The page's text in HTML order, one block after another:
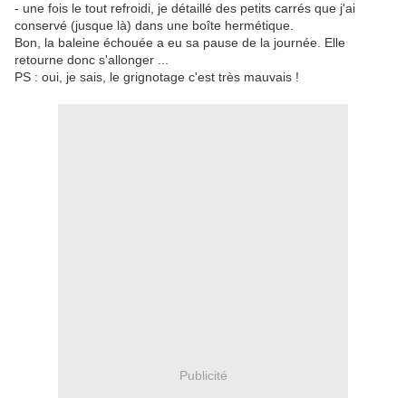
- une fois le tout refroidi, je détaillé des petits carrés que j'ai
conservé (jusque là) dans une boîte hermétique.
Bon, la baleine échouée a eu sa pause de la journée. Elle
retourne donc s'allonger ...
PS : oui, je sais, le grignotage c'est très mauvais !
Publicité